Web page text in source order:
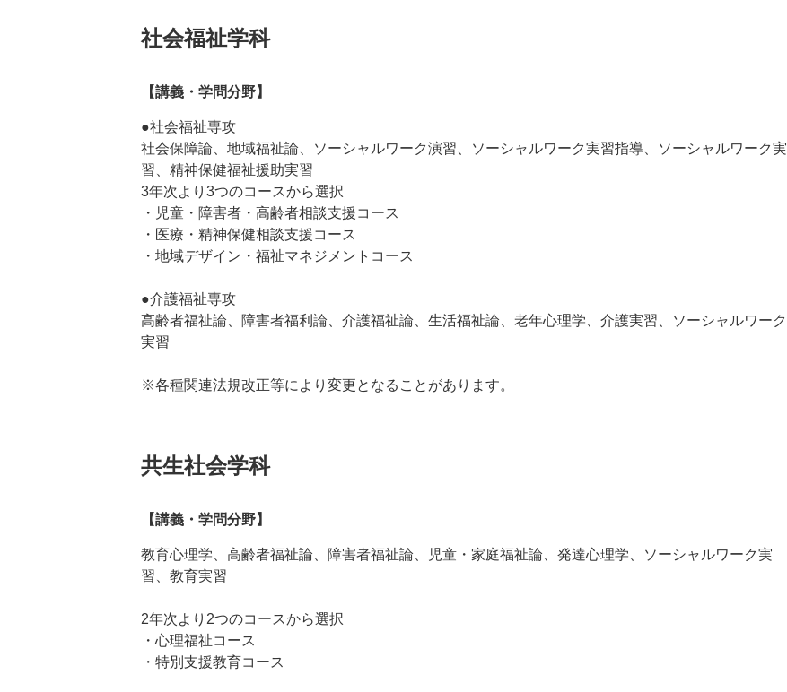
社会福祉学科
【講義・学問分野】
●社会福祉専攻
社会保障論、地域福祉論、ソーシャルワーク演習、ソーシャルワーク実習指導、ソーシャルワーク実
習、精神保健福祉援助実習
3年次より3つのコースから選択
・児童・障害者・高齢者相談支援コース
・医療・精神保健相談支援コース
・地域デザイン・福祉マネジメントコース
●介護福祉専攻
高齢者福祉論、障害者福利論、介護福祉論、生活福祉論、老年心理学、介護実習、ソーシャルワーク
実習
※各種関連法規改正等により変更となることがあります。
共生社会学科
【講義・学問分野】
教育心理学、高齢者福祉論、障害者福祉論、児童・家庭福祉論、発達心理学、ソーシャルワーク実
習、教育実習
2年次より2つのコースから選択
・心理福祉コース
・特別支援教育コース